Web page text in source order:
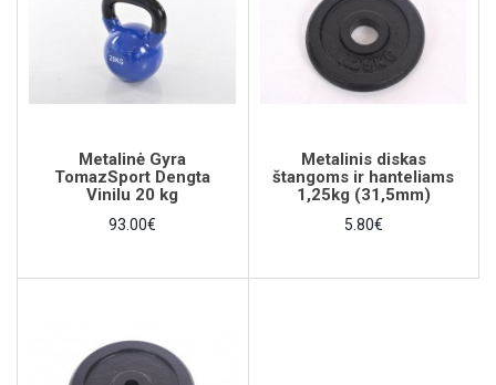
Metalinė Gyra
TomazSport Dengta
Vinilu 20 kg
93.00€
Metalinis diskas
štangoms ir hanteliams
1,25kg (31,5mm)
5.80€